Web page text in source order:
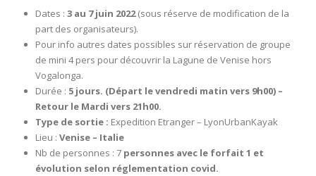
Dates : 3 au 7 juin 2022(sous réserve de modification de la
part des organisateurs).
Pour info autres dates possibles sur réservation de groupe
de mini 4 pers pour découvrir la Lagune de Venise hors
Vogalonga.
Durée : 5 jours. (Départ le vendredi matin vers 9h00) –
Retour le Mardi vers 21h00.
Type de sortie : Expedition Etranger – LyonUrbanKayak
Lieu : Venise – Italie
Nb de personnes : 7personnes avec le forfait 1 et
évolution selon réglementation covid.